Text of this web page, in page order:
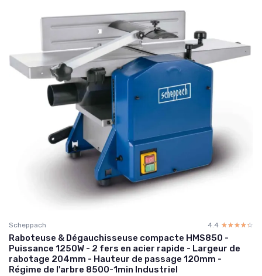
Scheppach 4.4 ☆☆☆☆☆
★★★★★
Raboteuse & Dégauchisseuse compacte HMS850 -
Puissance 1250W - 2 fers en acier rapide - Largeur de
rabotage 204mm - Hauteur de passage 120mm -
Régime de l'arbre 8500-1min Industriel